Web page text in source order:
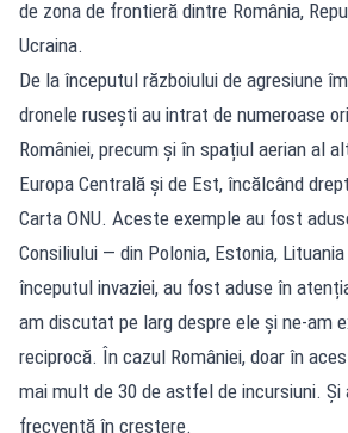
de zona de frontieră dintre România,
Ucraina.
De la începutul războiului de agresiune
dronele rusești au intrat de numeroase
României, precum și în spațiul aerian al
Europa Centrală și de Est, încălcând
Carta ONU. Aceste exemple au fost
Consiliului — din Polonia, Estonia,
începutul invaziei, au fost aduse în
am discutat pe larg despre ele și ne-am
reciprocă. În cazul României, doar în
mai mult de 30 de astfel de incursiuni. Și
frecvență în creștere.